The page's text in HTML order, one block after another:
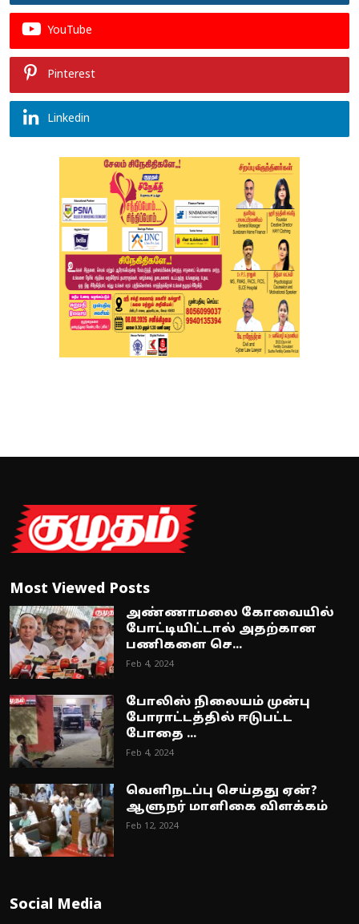
YouTube
Pinterest
Linkedin
Most Viewed Posts
அண்ணாமலை கோவையில்
போட்டியிட்டால் அதற்கான
பணிகளை செ...
Feb 4, 2024
போலிஸ் நிலையம் முன்பு
போராட்டத்தில் ஈடுபட்ட
போதை ...
Feb 4, 2024
வெளிநடப்பு செய்தது ஏன்?
ஆளுநர் மாளிகை விளக்கம்
Feb 12, 2024
Social Media